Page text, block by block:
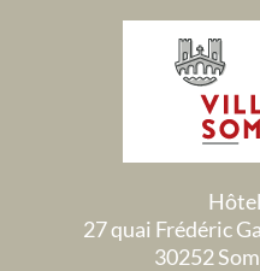
27 quai Frédéric
30252